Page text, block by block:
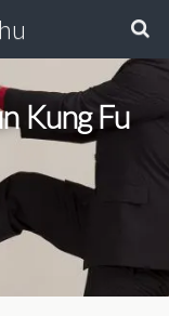
Kung Fu